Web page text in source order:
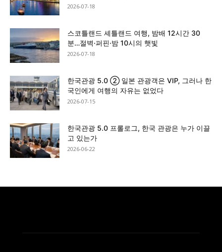
2026-07-18
스코틀랜드 셰틀랜드 여행, 밤배 12시간 30
분…절벽·퍼핀·밤 10시의 햇빛
2026-07-18
한국관광 5.0 ② 일본 관광객은 VIP, 그러나 한
국인에게 여행의 자유는 없었다
2026-07-15
한국관광 5.0 프롤로그, 한국 관광은 누가 이끌
고 있는가
2026-06-22